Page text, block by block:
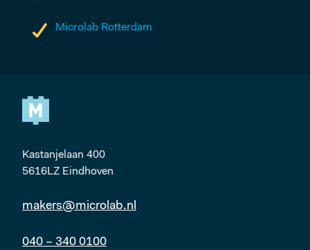
EVENTS
ABOUT MICROLAB
FOLLOW US
Microlab Rotterdam
Kastanjelaan 400
5616LZ Eindhoven
makers@microlab.nl
040 – 340 0100